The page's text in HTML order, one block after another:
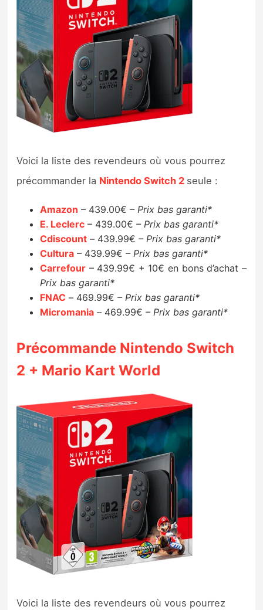
Guides
Voici la liste des revendeurs où vous pourrez
précommander la Nintendo Switch 2 seule :
Amazon – 439.00€– Prix bas garanti*
E. Leclerc – 439.00€– Prix bas garanti*
Cdiscount – 439.99€– Prix bas garanti*
Cultura – 439.99€– Prix bas garanti*
Carrefour – 439.99€ + 10€ en bons d’achat –
Prix bas garanti*
FNAC – 469.99€– Prix bas garanti*
Micromania – 469.99€– Prix bas garanti*
Précommande Nintendo Switch
2 + Mario Kart World
Voici la liste des revendeurs où vous pourrez